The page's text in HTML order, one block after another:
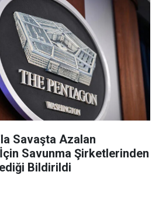
Savaşta Azalan
Savunma Şirketlerinden
Bildirildi